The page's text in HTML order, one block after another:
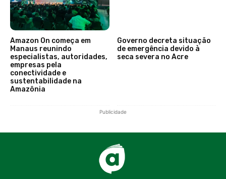
Amazon On começa em
Manaus reunindo
especialistas, autoridades,
empresas pela
conectividade e
sustentabilidade na
Amazônia
Governo decreta situação
de emergência devido à
seca severa no Acre
Publicidade